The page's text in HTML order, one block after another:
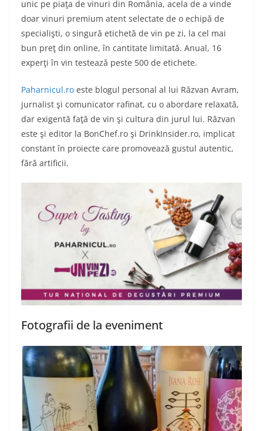
unic pe piaţa de vinuri din România, acela de a vinde
doar vinuri premium atent selectate de o echipă de
specialişti, o singură etichetă de vin pe zi, la cel mai
bun preţ din online, în cantitate limitată. Anual, 16
experţi în vin testează peste 500 de etichete.
Paharnicul.ro este blogul personal al lui Răzvan Avram,
jurnalist şi comunicator rafinat, cu o abordare relaxată,
dar exigentă faţă de vin şi cultura din jurul lui. Răzvan
este şi editor la BonChef.ro şi DrinkInsider.ro, implicat
constant în proiecte care promovează gustul autentic,
fără artificii.
Fotografii de la eveniment